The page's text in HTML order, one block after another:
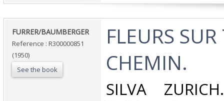
‎FURRER/BAUMBERGER‎
Reference : R300000851
(1950)
See the book
‎FLEURS
CHEMIN.‎
‎SILVA